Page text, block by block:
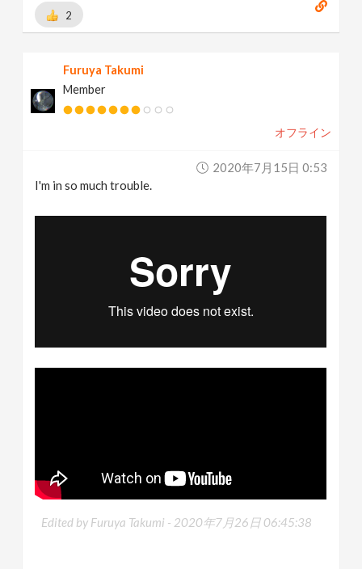
2
Furuya Takumi
Member
オフライン
2020年7月15日 0:53
I'm in so much trouble.
Edited by Furuya Takumi - 2020年7月26日 06:45:38